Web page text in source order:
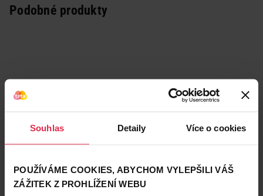
Souhlas Detaily Více o cookies
POUŽÍVÁME COOKIES, ABYCHOM VYLEPŠILI VÁŠ
ZÁŽITEK Z PROHLÍŽENÍ WEBU
Podobné produkty